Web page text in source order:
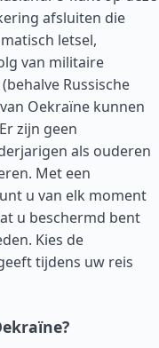
afsluiten die
letsel,
van militaire
Russische
Oekraïne kunnen
zijn geen
als ouderen
Met een
u van elk moment
u beschermd bent
Kies de
tijdens uw reis